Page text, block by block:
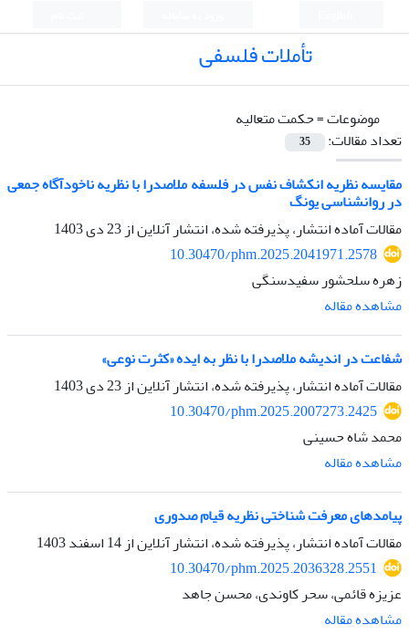
تأملات فلسفی
موضوعات =حکمت متعالیه
تعداد مقالات:
35
مقایسه نظریه انکشاف نفس در فلسفه ملاصدرا با نظریه ناخودآگاه جمعی
در روانشناسی یونگ
مقالات آماده انتشار، پذیرفته شده، انتشار آنلاین از23 دی 1403
10.30470/phm.2025.2041971.2578
زهره سلحشور سفیدسنگی
مشاهده مقاله
شفاعت در اندیشه ملاصدرا با نظر به ایده «کثرت نوعی»
مقالات آماده انتشار، پذیرفته شده، انتشار آنلاین از23 دی 1403
10.30470/phm.2025.2007273.2425
محمد شاه حسینی
مشاهده مقاله
پیامدهای معرفت شناختی نظریه قیام صدوری
مقالات آماده انتشار، پذیرفته شده، انتشار آنلاین از14 اسفند 1403
10.30470/phm.2025.2036328.2551
عزیزه قائمی، سحر کاوندی، محسن جاهد
مشاهده مقاله